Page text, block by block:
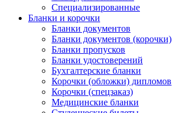
Специализированные
Бланки и корочки
Бланки документов
Бланки документов (корочки)
Бланки пропусков
Бланки удостоверений
Бухгалтерские бланки
Корочки (обложки) дипломов
Корочки (спецзаказ)
Медицинские бланки